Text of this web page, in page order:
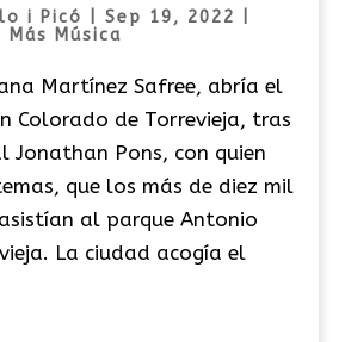
i Picó Sep 19, 2022
Más Música
Martínez Safree, abría el
Colorado de Torrevieja, tras
Pons, con quien
que los más de diez mil
al parque Antonio
La ciudad acogía el